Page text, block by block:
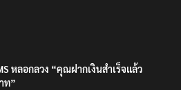
หลอกลวง “คุณฝากเงินสำเร็จแล้ว
ท”